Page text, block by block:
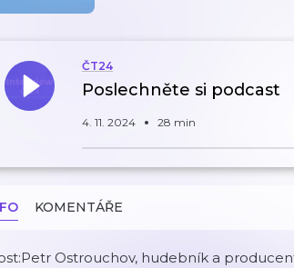
ČT24
Poslechněte si podcast
4. 11. 2024 28 min
KOMENTÁŘE
Ostrouchov, hudebník a